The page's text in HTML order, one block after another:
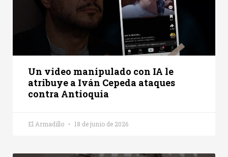
Un video manipulado con IA le
atribuye a Iván Cepeda ataques
contra Antioquia
El Armadillo 18 de junio de 2026